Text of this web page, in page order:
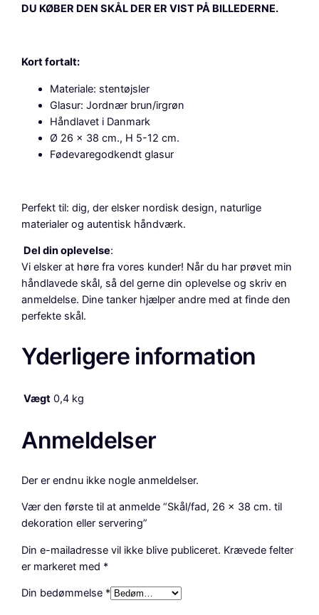
k
a
r
s
r
v
e
r
i
g
DU KØBER DEN SKÅL DER ER VIST PÅ BILLEDERNE.
Kort fortalt:
Materiale: stentøjsler
Glasur: Jordnær brun/irgrøn
Håndlavet i Danmark
Ø 26 x 38 cm., H 5-12 cm.
Fødevaregodkendt glasur
Perfekt til: dig, der elsker nordisk design, naturlige
materialer og autentisk håndværk.
Del din oplevelse:
Vi elsker at høre fra vores kunder! Når du har prøvet min
håndlavede skål, så del gerne din oplevelse og skriv en
anmeldelse. Dine tanker hjælper andre med at finde den
perfekte skål.
Yderligere information
Vægt 0,4 kg
Anmeldelser
Der er endnu ikke nogle anmeldelser.
Vær den første til at anmelde “Skål/fad, 26 x 38 cm. til
dekoration eller servering”
Din e-mailadresse vil ikke blive publiceret. Krævede felter
er markeret med *
Din bedømmelse *